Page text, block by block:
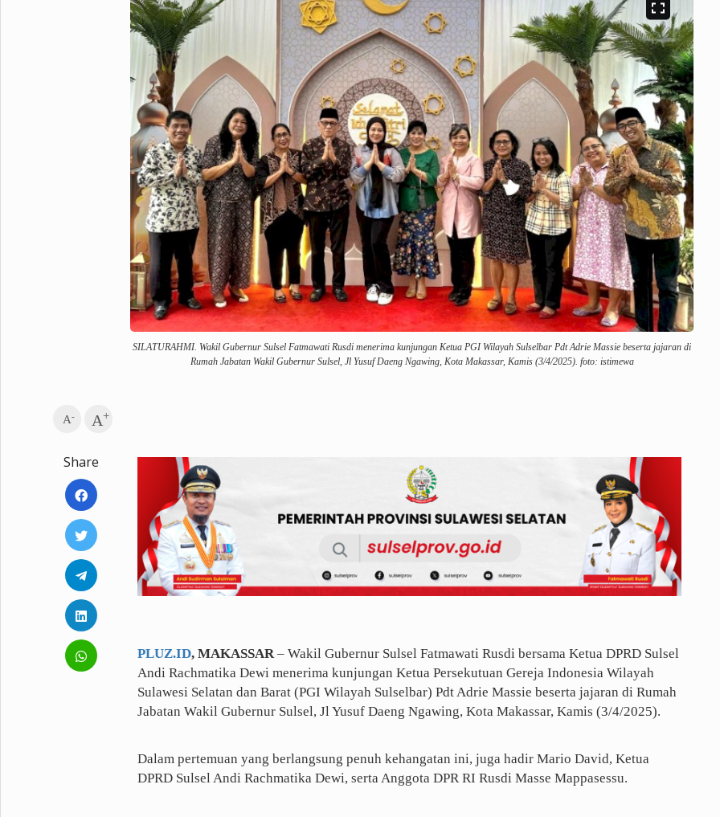
Internasional
Citizen
Pemerintahan
Futsal
Bulutangkis
Golf
Infotainment
Health
Parenting
Profil Pluz
SILATURAHMI. Wakil Gubernur Sulsel Fatmawati Rusdi menerima kunjungan Ketua PGI Wilayah Sulselbar Pdt Adrie Massie beserta jajaran di
Rumah Jabatan Wakil Gubernur Sulsel, Jl Yusuf Daeng Ngawing, Kota Makassar, Kamis (3/4/2025). foto: istimewa
A- A+
Share
PLUZ.ID, MAKASSAR– Wakil Gubernur Sulsel Fatmawati Rusdi bersama Ketua DPRD Sulsel
Andi Rachmatika Dewi menerima kunjungan Ketua Persekutuan Gereja Indonesia Wilayah
Sulawesi Selatan dan Barat (PGI Wilayah Sulselbar) Pdt Adrie Massie beserta jajaran di Rumah
Jabatan Wakil Gubernur Sulsel, Jl Yusuf Daeng Ngawing, Kota Makassar, Kamis (3/4/2025).
Dalam pertemuan yang berlangsung penuh kehangatan ini, juga hadir Mario David, Ketua
DPRD Sulsel Andi Rachmatika Dewi, serta Anggota DPR RI Rusdi Masse Mappasessu.